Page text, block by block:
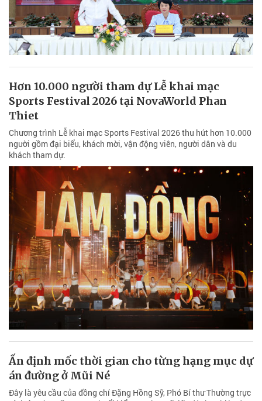
Hơn 10.000 người tham dự Lễ khai mạc
Sports Festival 2026 tại NovaWorld Phan
Thiet
Chương trình Lễ khai mạc Sports Festival 2026 thu hút hơn 10.000
người gồm đại biểu, khách mời, vận động viên, người dân và du
khách tham dự.
Ấn định mốc thời gian cho từng hạng mục dự
án đường ở Mũi Né
Đây là yêu cầu của đồng chí Đặng Hồng Sỹ, Phó Bí thư Thường trực